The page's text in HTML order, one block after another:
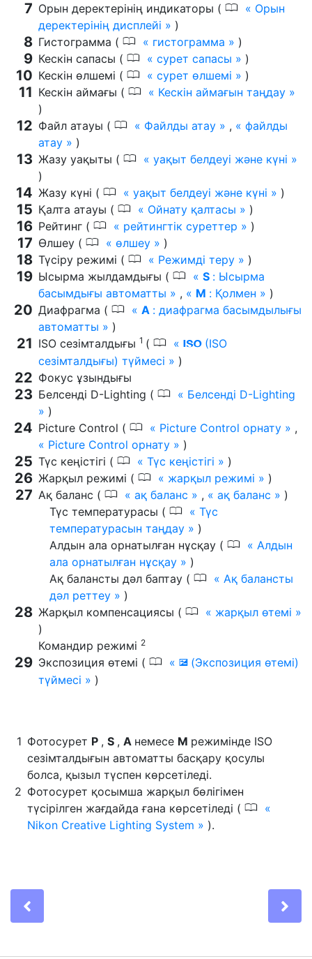
Орын деректерінің индикаторы ( 0
Орын
деректерінің дисплейі
)
Гистограмма ( 0 гистограмма
)
Кескін сапасы ( 0 сурет сапасы
)
Кескін өлшемі ( 0 сурет өлшемі
)
Кескін аймағы ( 0
Кескін аймағын таңдау
)
Файл атауы ( 0 Файлды атау ,
файлды
атау
)
Жазу уақыты ( 0
уақыт белдеуі және күні
)
Жазу күні ( 0 уақыт белдеуі және күні
)
Қалта атауы ( 0 Ойнату қалтасы
)
Рейтинг ( 0 рейтингтік суреттер
)
Өлшеу ( 0 өлшеу
)
Түсіру режимі ( 0 Режимді теру
)
Ысырма жылдамдығы ( 0 S : Ысырма
басымдығы автоматты
, M : Қолмен
)
Диафрагма ( 0 A : диафрагма басымдылығы
автоматты
)
ISO сезімталдығы 1 ( 0 S (ISO
сезімталдығы) түймесі
)
Фокус ұзындығы
Белсенді D-Lighting ( 0
Белсенді D-Lighting
)
Picture Control ( 0 Picture Control орнату
,
Picture Control орнату
)
Түс кеңістігі ( 0 Түс кеңістігі
)
Жарқыл режимі ( 0 жарқыл режимі
)
Ақ баланс ( 0 ақ баланс , ақ баланс
)
Түс температурасы ( 0
Түс
температурасын таңдау
)
Алдын ала орнатылған нұсқау ( 0
Алдын
ала орнатылған нұсқау
)
Ақ балансты дәл баптау ( 0
Ақ балансты
дәл реттеу
)
Жарқыл компенсациясы ( 0
жарқыл өтемі
)
Командир режимі 2
Экспозиция өтемі ( 0 E (Экспозиция өтемі)
түймесі
)
Фотосурет P , S , A немесе M режимінде ISO
сезімталдығын автоматты басқару қосулы
болса, қызыл түспен көрсетіледі.
Фотосурет қосымша жарқыл бөлігімен
түсірілген жағдайда ғана көрсетіледі ( 0
Nikon Creative Lighting System ).